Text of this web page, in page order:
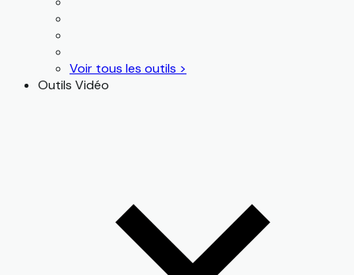
Voir tous les outils >
Outils Vidéo